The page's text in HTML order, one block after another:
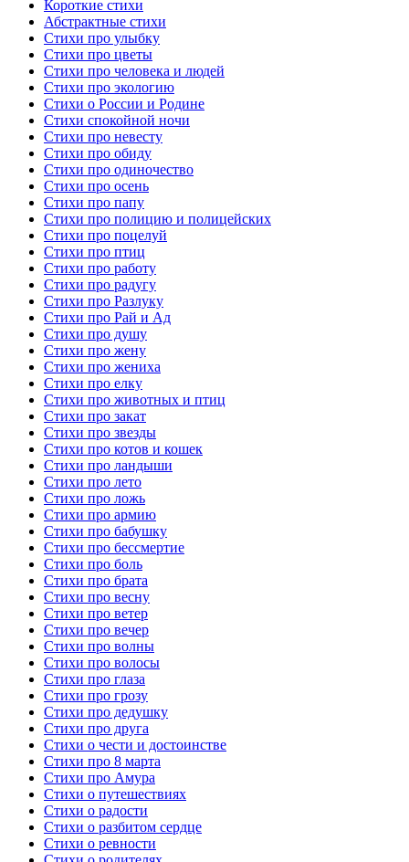
Короткие стихи
Абстрактные стихи
Стихи про улыбку
Стихи про цветы
Стихи про человека и людей
Стихи про экологию
Стихи о России и Родине
Стихи спокойной ночи
Стихи про невесту
Стихи про обиду
Стихи про одиночество
Стихи про осень
Стихи про папу
Стихи про полицию и полицейских
Стихи про поцелуй
Стихи про птиц
Стихи про работу
Стихи про радугу
Стихи про Разлуку
Стихи про Рай и Ад
Стихи про душу
Стихи про жену
Стихи про жениха
Стихи про елку
Стихи про животных и птиц
Стихи про закат
Стихи про звезды
Стихи про котов и кошек
Стихи про ландыши
Стихи про лето
Стихи про ложь
Стихи про армию
Стихи про бабушку
Стихи про бессмертие
Стихи про боль
Стихи про брата
Стихи про весну
Стихи про ветер
Стихи про вечер
Стихи про волны
Стихи про волосы
Стихи про глаза
Стихи про грозу
Стихи про дедушку
Стихи про друга
Стихи о чести и достоинстве
Стихи про 8 марта
Стихи про Амура
Стихи о путешествиях
Стихи о радости
Стихи о разбитом сердце
Стихи о ревности